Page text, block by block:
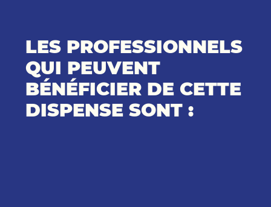
LES PROFESSIONNELS
QUI PEUVENT
BÉNÉFICIER DE CETTE
DISPENSE SONT :